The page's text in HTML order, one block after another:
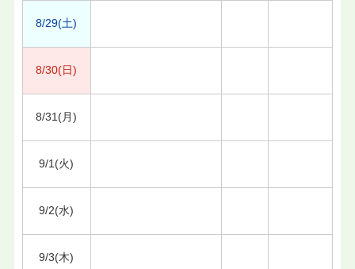
8/29(土)
8/30(日)
8/31(月)
9/1(火)
9/2(水)
9/3(木)